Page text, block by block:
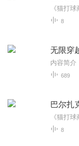
8
无限穿
689
巴尔扎
8